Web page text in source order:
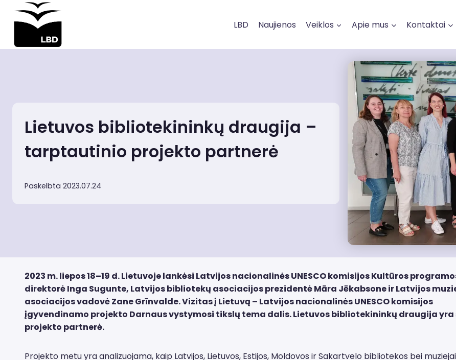
pereiti
turinio
LBD Naujienos Veiklos Apie mus Kontaktai
Lietuvos bibliotekininkų draugija –
tarptautinio projekto partnerė
Paskelbta 2023.07.24
2023 m. liepos 18–19 d. Lietuvoje lankėsi Latvijos nacionalinės UNESCO komisijos Kultūros
direktorė Inga Sugunte, Latvijos bibliotekų asociacijos prezidentė Māra Jēkabsone ir Latvijos
asociacijos vadovė Zane Grīnvalde. Vizitas į Lietuvą – Latvijos nacionalinės UNESCO komisijos
įgyvendinamo projekto Darnaus vystymosi tikslų tema dalis. Lietuvos bibliotekininkų draugija yra
projekto partnerė.
Projekto metu yra analizuojama, kaip Latvijos, Lietuvos, Estijos, Moldovos ir Sakartvelo bibliotekos bei